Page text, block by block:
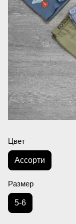
Цвет
Асcорти
Размер
5-6